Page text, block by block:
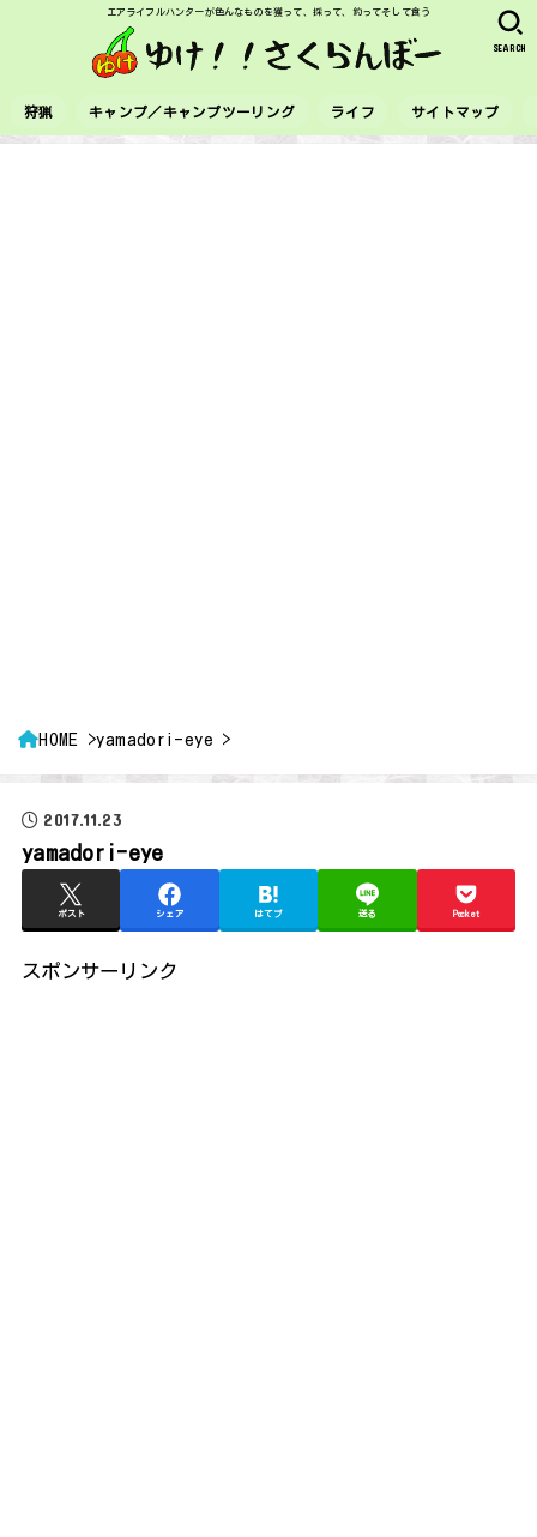
エアライフルハンターが色んなものを獲って、採って、釣ってそして食う
狩猟 キャンプ／キャンプツーリング ライフ サイトマップ
SEARCH
HOME yamadori-eye
2017.11.23
yamadori-eye
ポスト シェア はてブ 送る Pocket
スポンサーリンク